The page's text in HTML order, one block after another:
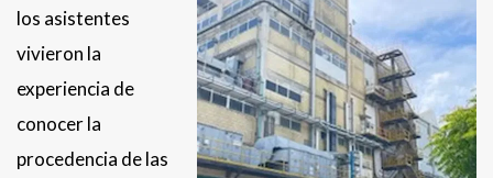
los asistentes
vivieron la
experiencia de
conocer la
procedencia de las